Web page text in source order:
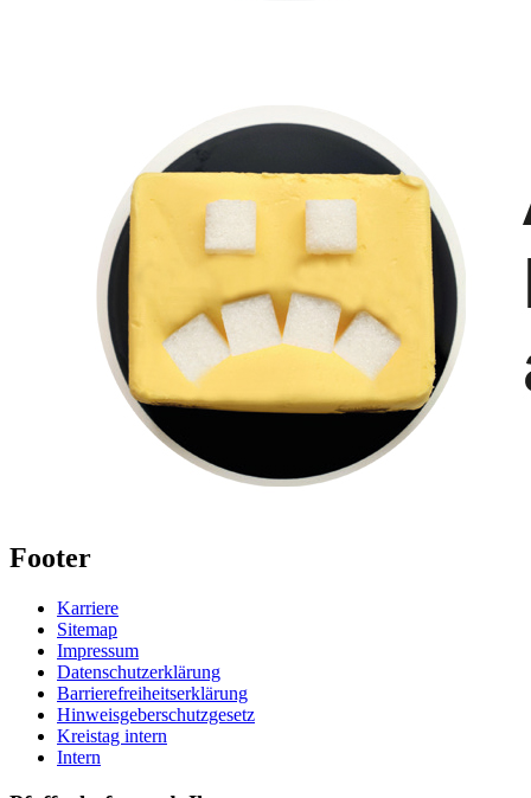
Footer
Karriere
Sitemap
Impressum
Datenschutzerklärung
Barrierefreiheitserklärung
Hinweisgeberschutzgesetz
Kreistag intern
Intern